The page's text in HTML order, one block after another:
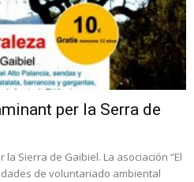
per la Serra de
Sierra de Gaibiel. La asociación “El
de voluntariado ambiental